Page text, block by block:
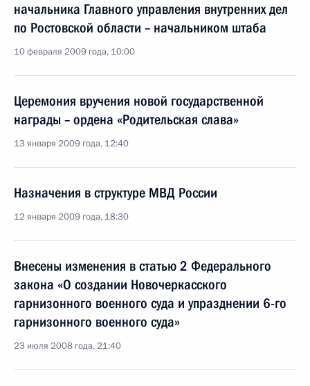
начальника Главного управления внутренних дел
по Ростовской области – начальником штаба
10 февраля 2009 года, 10:00
Церемония вручения новой государственной
награды – ордена «Родительская слава»
13 января 2009 года, 12:40
Назначения в структуре МВД России
12 января 2009 года, 18:30
Внесены изменения в статью 2 Федерального
закона «О создании Новочеркасского
гарнизонного военного суда и упразднении 6-го
гарнизонного военного суда»
23 июля 2008 года, 21:40